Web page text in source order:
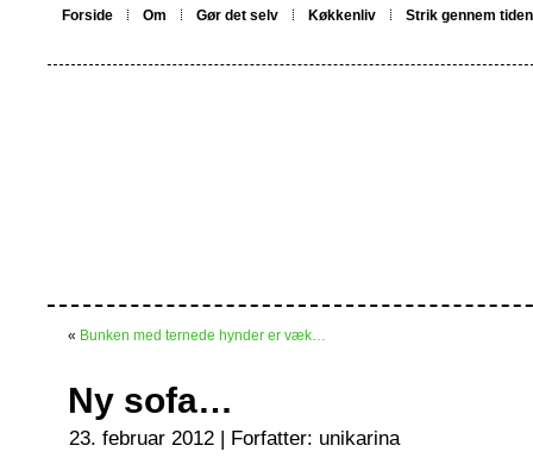
Forside Om Gør det selv Køkkenliv Strik gennem tiden
« Bunken med ternede hynder er væk…
Ny sofa…
23. februar 2012 | Forfatter: unikarina